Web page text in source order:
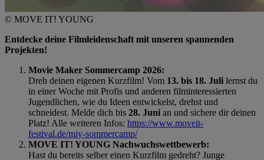
© MOVE IT! YOUNG
Entdecke deine Filmleidenschaft mit unseren spannenden
Projekten!
Movie Maker Sommercamp 2026:
Dreh deinen eigenen Kurzfilm! Vom 13. bis 18. Juli lernst du
in einer Woche mit Profis und anderen filminteressierten
Jugendlichen, wie du Ideen entwickelst, drehst und
schneidest. Melde dich bis 28. Juni an und sichere dir deinen
Platz! Alle weiteren Infos: https://www.moveit-
festival.de/miy-sommercamp/
MOVE IT! YOUNG Nachwuchswettbewerb:
Hast du bereits selber einen Kurzfilm gedreht? Junge